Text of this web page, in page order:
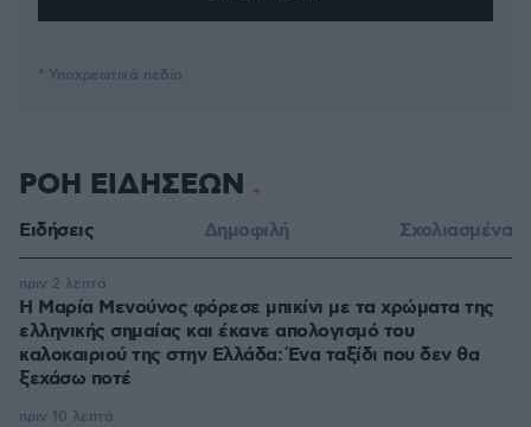
* Υποχρεωτικά πεδία
ΡΟΗ ΕΙΔΗΣΕΩΝ
Ειδήσεις Δημοφιλή Σχολιασμένα
Η Μαρία Μενούνος φόρεσε μπικίνι με τα χρώματα της
ελληνικής σημαίας και έκανε απολογισμό του
καλοκαιριού της στην Ελλάδα: Ένα ταξίδι που δεν θα
ξεχάσω ποτέ
πριν 2 λεπτά
πριν 10 λεπτά